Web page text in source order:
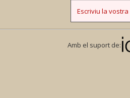
Amb el suport de: